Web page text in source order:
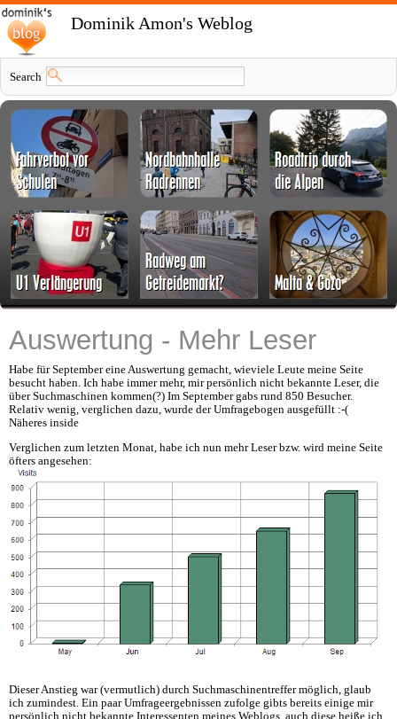
Dominik Amon's Weblog
Search
Auswertung - Mehr Leser
Habe für September eine Auswertung gemacht, wieviele Leute meine Seite
besucht haben. Ich habe immer mehr, mir persönlich nicht bekannte Leser, die
über Suchmaschinen kommen(?) Im September gabs rund 850 Besucher.
Relativ wenig, verglichen dazu, wurde der Umfragebogen ausgefüllt :-(
Näheres inside
Verglichen zum letzten Monat, habe ich nun mehr Leser bzw. wird meine Seite
öfters angesehen:
Dieser Anstieg war (vermutlich) durch Suchmaschinentreffer möglich, glaub
ich zumindest. Ein paar Umfrageergebnissen zufolge gibts bereits einige mir